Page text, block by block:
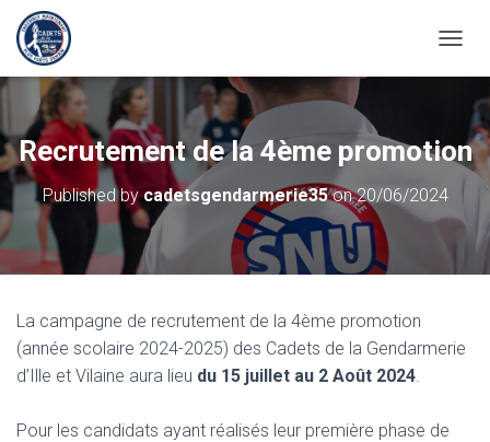
U
R
E
A
Recrutement de la 4ème promotion
Published bycadetsgendarmerie35on20/06/2024
La campagne de recrutement de la 4ème promotion
(année scolaire 2024-2025) des Cadets de la Gendarmerie
d’Ille et Vilaine aura lieu du 15 juillet au 2 Août 2024.
Pour les candidats ayant réalisés leur première phase de